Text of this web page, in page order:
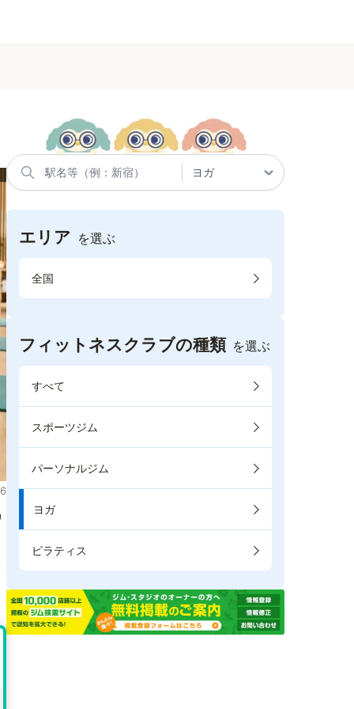
エリア を選ぶ
全国
フィットネスクラブの種類 を選ぶ
すべて
スポーツジム
パーソナルジム
ヨガ
ピラティス